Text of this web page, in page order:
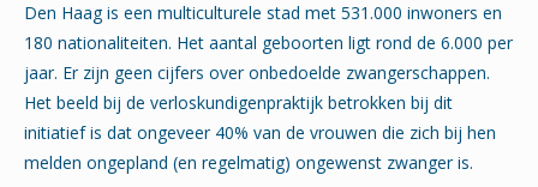
Den Haag is een multiculturele stad met 531.000 inwoners en
180 nationaliteiten. Het aantal geboorten ligt rond de 6.000 per
jaar. Er zijn geen cijfers over onbedoelde zwangerschappen.
Het beeld bij de verloskundigenpraktijk betrokken bij dit
initiatief is dat ongeveer 40% van de vrouwen die zich bij hen
melden ongepland (en regelmatig) ongewenst zwanger is.